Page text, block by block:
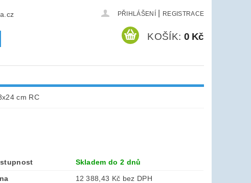
PŘIHLÁŠENÍ REGISTRACE
KOŠÍK: 0 Kč
cm RC
Skladem do 2 dnů
12 388,43 Kč bez DPH